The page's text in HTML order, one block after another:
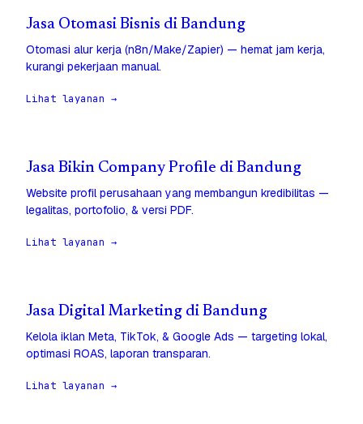
Jasa Otomasi Bisnis di Bandung
Otomasi alur kerja (n8n/Make/Zapier) — hemat jam kerja,
kurangi pekerjaan manual.
Lihat layanan →
Jasa Bikin Company Profile di Bandung
Website profil perusahaan yang membangun kredibilitas —
legalitas, portofolio, & versi PDF.
Lihat layanan →
Jasa Digital Marketing di Bandung
Kelola iklan Meta, TikTok, & Google Ads — targeting lokal,
optimasi ROAS, laporan transparan.
Lihat layanan →